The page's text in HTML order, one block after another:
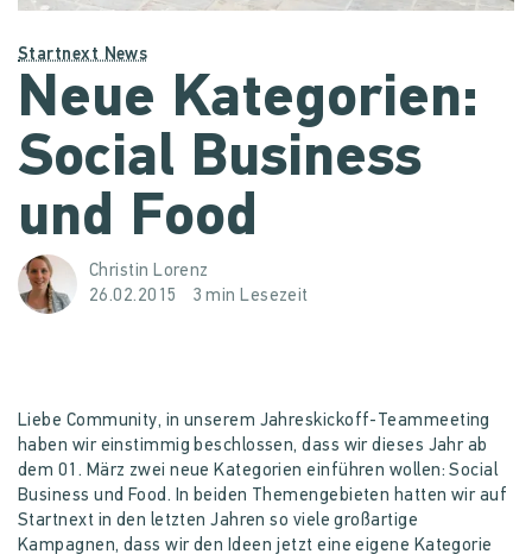
Startnext News
Neue Kategorien:
Social Business
und Food
Christin Lorenz
26.02.2015
3 min Lesezeit
Liebe Community, in unserem Jahreskickoff-Teammeeting
haben wir einstimmig beschlossen, dass wir dieses Jahr ab
dem 01. März zwei neue Kategorien einführen wollen: Social
Business und Food. In beiden Themengebieten hatten wir auf
Startnext in den letzten Jahren so viele großartige
Kampagnen, dass wir den Ideen jetzt eine eigene Kategorie